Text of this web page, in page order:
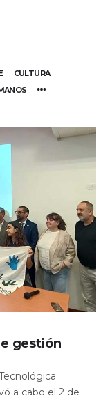
CULTURA
gestión
a cabo el 2 de